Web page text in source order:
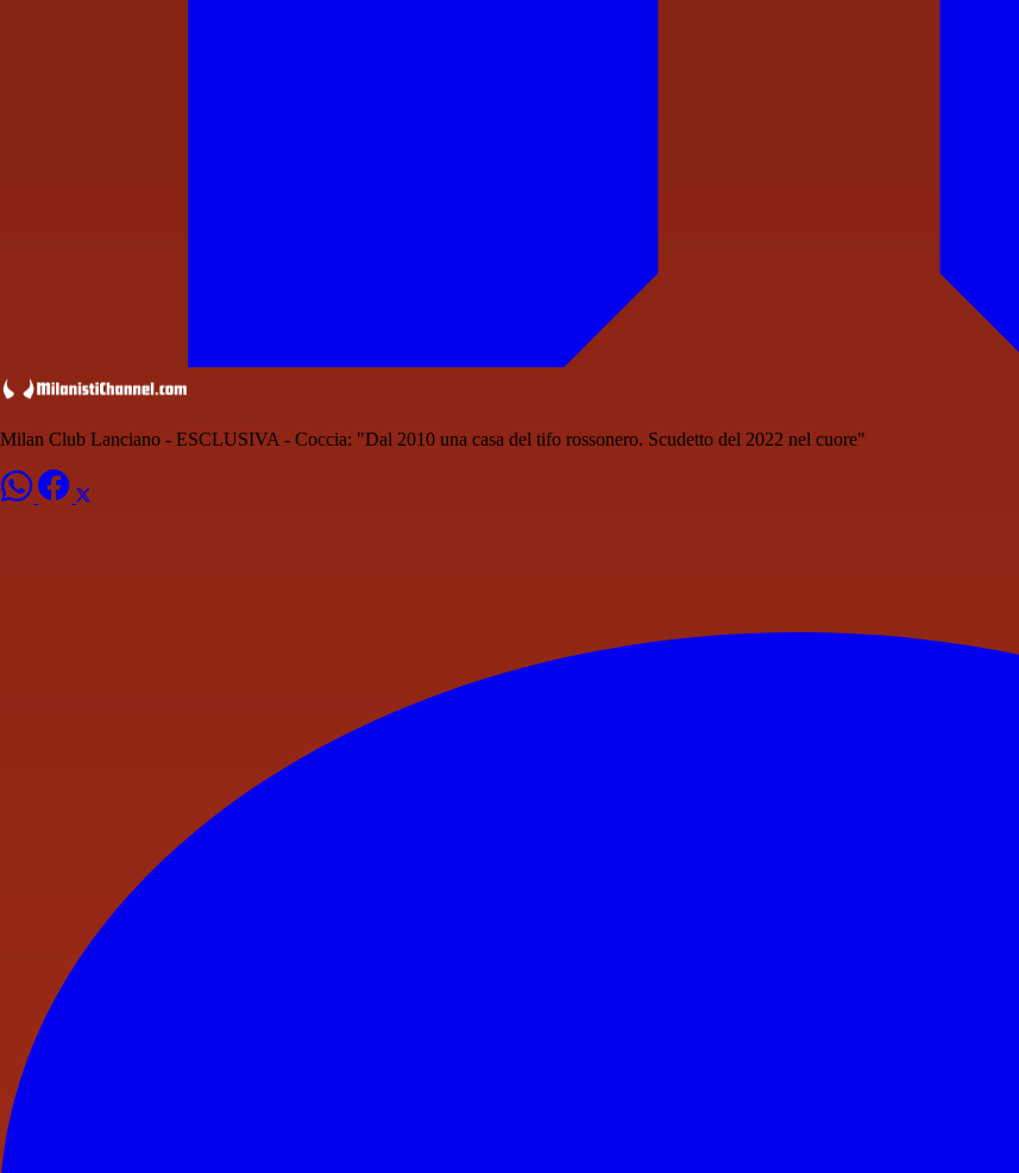
Milan Club Lanciano - ESCLUSIVA - Coccia: "Dal 2010 una casa del tifo rossonero. Scudetto del 2022 nel cuore"